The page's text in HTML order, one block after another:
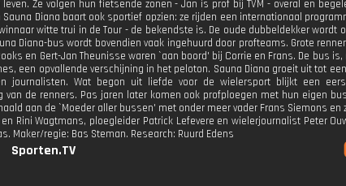
Ze volgen hun fietsende zonen - Jan is prof bij TVM - overal en
Sauna Diana baart ook sportief opzien: ze rijden een internationaal
witte trui in de Tour - de bekendste is. De oude dubbeldekker wordt
Diana-bus wordt bovendien vaak ingehuurd door profteams. Grote
en Gert-Jan Theunisse waren `aan boord' bij Corrie en Frans. De bus
een opvallende verschijning in het peloton. Sauna Diana groeit uit tot
journalisten. Wat begon uit liefde voor de wielersport blijkt een
van de renners. Pas jaren later komen ook profploegen met hun eigen
aan de `Moeder aller bussen' met onder meer vader Frans Siemons en
Rini Wagtmans, ploegleider Patrick Lefevere en wielerjournalist Peter
Maker/regie: Bas Steman. Research: Ruurd Edens
Sporten.TV